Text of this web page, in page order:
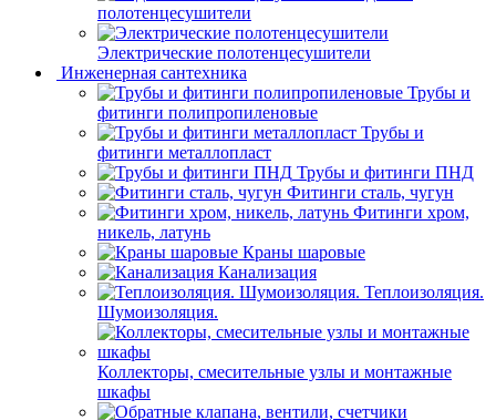
полотенцесушители
Электрические полотенцесушители
Инженерная сантехника
Трубы и
фитинги полипропиленовые
Трубы и
фитинги металлопласт
Трубы и фитинги ПНД
Фитинги сталь, чугун
Фитинги хром,
никель, латунь
Краны шаровые
Канализация
Теплоизоляция.
Шумоизоляция.
Коллекторы, смесительные узлы и монтажные
шкафы